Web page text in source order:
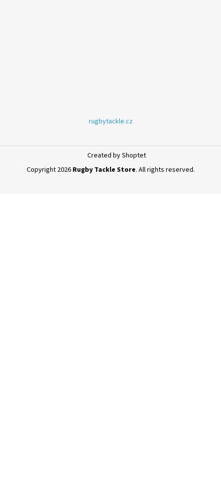
rugbytackle.cz
Created by Shoptet
Copyright 2026 Rugby Tackle Store. All rights reserved.